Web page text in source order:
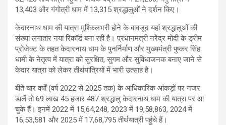
13,403 और गंगोत्री धाम में 13,315 श्रद्धालुओं ने दर्शन किए।
केदारनाथ धाम की यात्रा मुश्किलभरी होने के बावजूद यहां श्रद्धालुओं की
संख्या लगातार नया रिकॉर्ड बना रही है। प्रधानमंत्री नरेंद्र मोदी के ड्रीम
प्रोजेक्ट के तहत केदारनाथ धाम के पुनर्निर्माण और मुख्यमंत्री पुष्कर सिंह
धामी के नेतृत्व में यात्रा को सुरक्षित, सुगम और सुविधाजनक बनाए जाने से
केदार यात्रा को लेकर तीर्थयात्रियों में भारी उत्साह है।
बीते चार वर्षों (वर्ष 2022 से 2025 तक) के आधिकारिक आंकड़ों पर नजर
डालें तो 69 लाख 45 हजार 487 श्रद्धालु केदारनाथ धाम की यात्रा पर आ
चुके हैं। इनमें 2022 में 15,64,248, 2023 में 19,58,863, 2024 में
16,53,581 और 2025 में 17,68,795 तीर्थयात्री पहुंचे हैं।